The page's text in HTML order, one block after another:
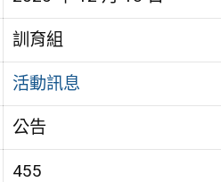
訓育組
活動訊息
公告
455